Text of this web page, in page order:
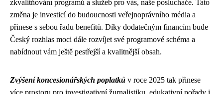
zkvalitňování programů a služeb pro vás, naše posluchače. Tato
změna je investicí do budoucnosti veřejnoprávního média a
přinese s sebou řadu benefitů. Díky dodatečným financím bude
Český rozhlas moci dále rozvíjet své programové schéma a
nabídnout vám ještě pestřejší a kvalitnější obsah.
Zvýšení koncesionářských poplatků v roce 2025 tak přinese
více prostoru pro investigativní žurnalistiku, edukativní pořady i